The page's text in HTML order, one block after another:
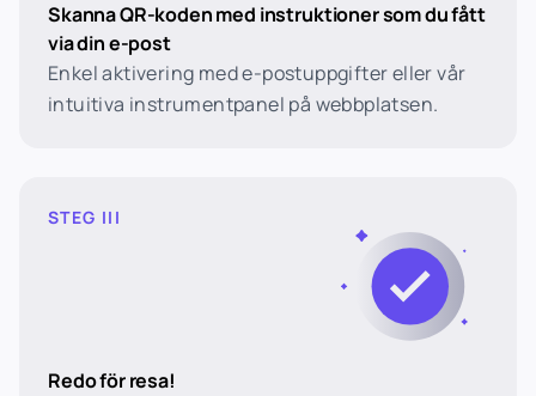
Skanna QR-koden med instruktioner som du fått
via din e-post
Enkel aktivering med e-postuppgifter eller vår
intuitiva instrumentpanel på webbplatsen.
STEG III
Redo för resa!